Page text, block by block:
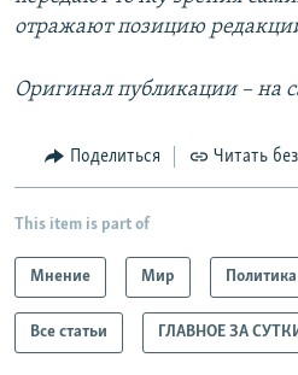
отражают позицию
Оригинал публикации – на
Поделиться Читать
This item is part of
Мнение Мир Политика
Все статьи ГЛАВНОЕ ЗА